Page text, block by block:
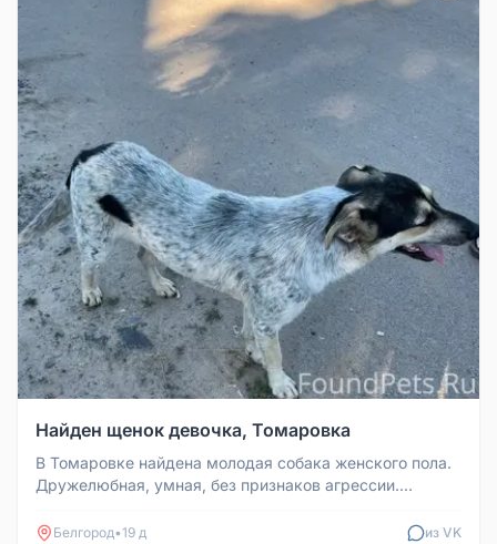
Найден щенок девочка, Томаровка
В Томаровке найдена молодая собака женского пола.
Дружелюбная, умная, без признаков агрессии.
Белгород•19 д из VK